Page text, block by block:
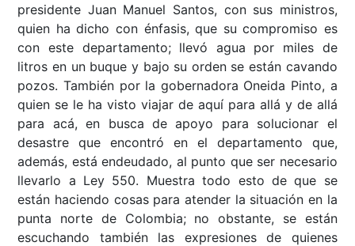
presidente Juan Manuel Santos, con sus ministros,
quien ha dicho con énfasis, que su compromiso es
con este departamento; llevó agua por miles de
litros en un buque y bajo su orden se están cavando
pozos. También por la gobernadora Oneida Pinto, a
quien se le ha visto viajar de aquí para allá y de allá
para acá, en busca de apoyo para solucionar el
desastre que encontró en el departamento que,
además, está endeudado, al punto que ser necesario
llevarlo a Ley 550. Muestra todo esto de que se
están haciendo cosas para atender la situación en la
punta norte de Colombia; no obstante, se están
escuchando también las expresiones de quienes